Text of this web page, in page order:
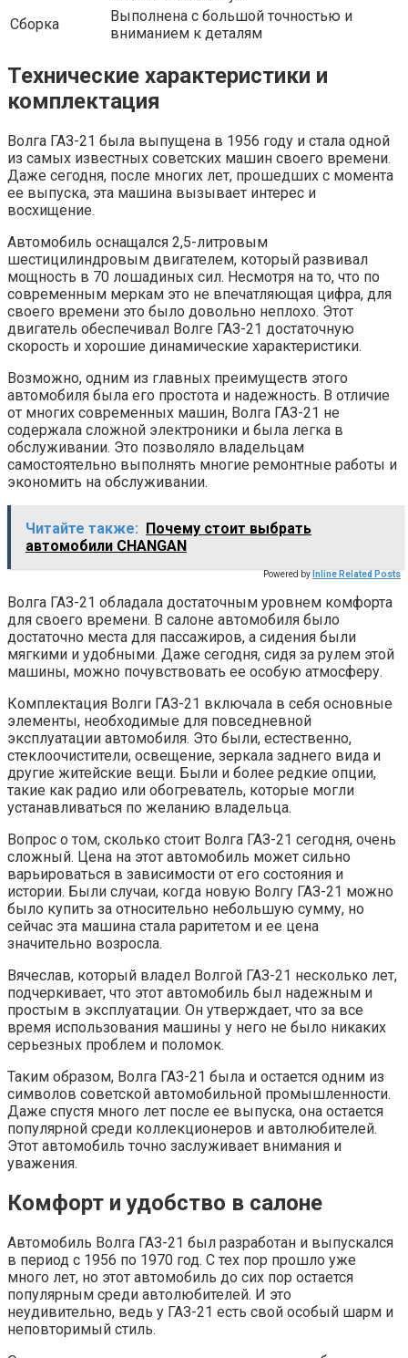
Сборка
Выполнена с большой точностью и
вниманием к деталям
Технические характеристики и
комплектация
Волга ГАЗ-21 была выпущена в 1956 году и стала одной
из самых известных советских машин своего времени.
Даже сегодня, после многих лет, прошедших с момента
ее выпуска, эта машина вызывает интерес и
восхищение.
Автомобиль оснащался 2,5-литровым
шестицилиндровым двигателем, который развивал
мощность в 70 лошадиных сил. Несмотря на то, что по
современным меркам это не впечатляющая цифра, для
своего времени это было довольно неплохо. Этот
двигатель обеспечивал Волге ГАЗ-21 достаточную
скорость и хорошие динамические характеристики.
Возможно, одним из главных преимуществ этого
автомобиля была его простота и надежность. В отличие
от многих современных машин, Волга ГАЗ-21 не
содержала сложной электроники и была легка в
обслуживании. Это позволяло владельцам
самостоятельно выполнять многие ремонтные работы и
экономить на обслуживании.
Читайте также:
Почему стоит выбрать
автомобили CHANGAN
Powered by Inline Related Posts
Волга ГАЗ-21 обладала достаточным уровнем комфорта
для своего времени. В салоне автомобиля было
достаточно места для пассажиров, а сидения были
мягкими и удобными. Даже сегодня, сидя за рулем этой
машины, можно почувствовать ее особую атмосферу.
Комплектация Волги ГАЗ-21 включала в себя основные
элементы, необходимые для повседневной
эксплуатации автомобиля. Это были, естественно,
стеклоочистители, освещение, зеркала заднего вида и
другие житейские вещи. Были и более редкие опции,
такие как радио или обогреватель, которые могли
устанавливаться по желанию владельца.
Вопрос о том, сколько стоит Волга ГАЗ-21 сегодня, очень
сложный. Цена на этот автомобиль может сильно
варьироваться в зависимости от его состояния и
истории. Были случаи, когда новую Волгу ГАЗ-21 можно
было купить за относительно небольшую сумму, но
сейчас эта машина стала раритетом и ее цена
значительно возросла.
Вячеслав, который владел Волгой ГАЗ-21 несколько лет,
подчеркивает, что этот автомобиль был надежным и
простым в эксплуатации. Он утверждает, что за все
время использования машины у него не было никаких
серьезных проблем и поломок.
Таким образом, Волга ГАЗ-21 была и остается одним из
символов советской автомобильной промышленности.
Даже спустя много лет после ее выпуска, она остается
популярной среди коллекционеров и автолюбителей.
Этот автомобиль точно заслуживает внимания и
уважения.
Комфорт и удобство в салоне
Автомобиль Волга ГАЗ-21 был разработан и выпускался
в период с 1956 по 1970 год. С тех пор прошло уже
много лет, но этот автомобиль до сих пор остается
популярным среди автолюбителей. И это
неудивительно, ведь у ГАЗ-21 есть свой особый шарм и
неповторимый стиль.